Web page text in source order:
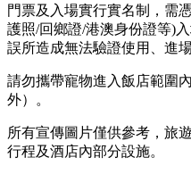
門票及入場實行實名制，需
護照/回鄉證/港澳身份證等)
誤所造成無法驗證使用、進
請勿攜帶寵物進入飯店範圍
外）。
所有宣傳圖片僅供參考，旅
行程及酒店內部分設施。